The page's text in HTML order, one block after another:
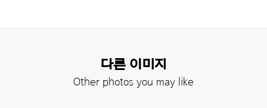
다른 이미지
Other photos you may like